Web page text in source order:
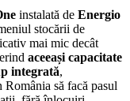
instalată de Energio
stocării de
mai mic decât
aceeași capacitate
integrată,
să facă pasul